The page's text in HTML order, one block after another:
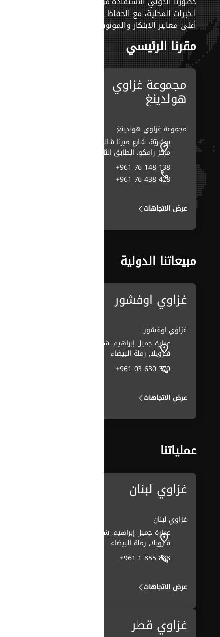
الخبراتالمحلية،معالحفاظعلى
أعلىمعاييرالابتكاروالموثوقية.
مقرنا الرئيسي
مجموعة غزاوي
هولدينغ
مجموعة غزاوي هولدينغ
بوشريّة، شارع ميرنا شالوحي،
مركز رامكو، الطابق الثاني
+961 76 148 138
+961 76 438 428
عرض الاتجاهات
مبيعاتنا الدولية
غزاوي اوفشور
غزاوي اوفشور
عمارة جميل إبراهيم, شارع
فنزويلا, رملة البيضاء
+961 03 630 370
عرض الاتجاهات
عملياتنا
غزاوي لبنان
غزاوي لبنان
عمارة جميل إبراهيم, شارع
فنزويلا, رملة البيضاء
+961 1 855 888
عرض الاتجاهات
غزاوي قطر